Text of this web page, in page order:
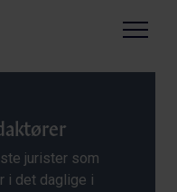
Menu
jurister som
i det daglige i